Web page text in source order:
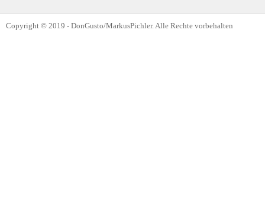
Copyright © 2019 - DonGusto/MarkusPichler. Alle Rechte vorbehalten